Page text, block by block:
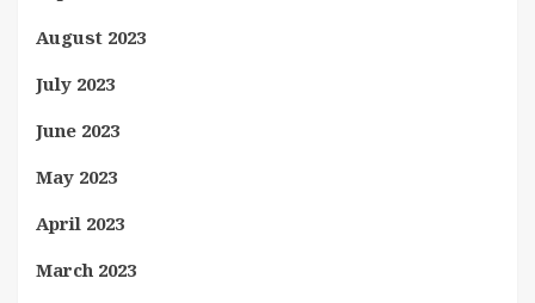
August 2023
July 2023
June 2023
May 2023
April 2023
March 2023